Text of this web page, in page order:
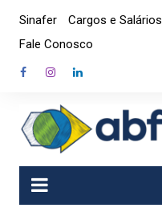
content
Sinafer Cargos e Salários
Fale Conosco